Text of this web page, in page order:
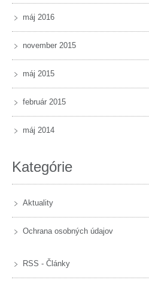
máj 2016
november 2015
máj 2015
február 2015
máj 2014
Kategórie
Aktuality
Ochrana osobných údajov
RSS - Články